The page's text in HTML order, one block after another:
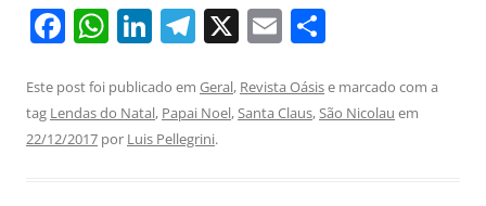
F
a
c
e
W
h
at
s
Li
n
k
e
T
el
e
gr
X E
m
ai
l
ar
e
Este post foi publicado em Geral, Revista Oásise marcado com a
tag Lendas do Natal, Papai Noel, Santa Claus, São Nicolau em
22/12/2017 por Luis Pellegrini.